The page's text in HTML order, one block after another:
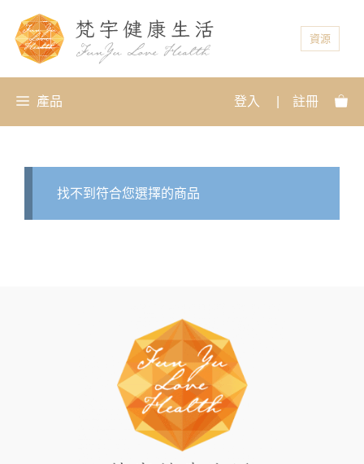
資源
產品 登入 註冊
找不到符合您選擇的商品